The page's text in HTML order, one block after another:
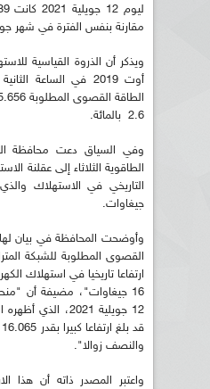
مقارنة بنفس الفترة في شهر جويلية
أوت 2019 في الساعة
2.6 بالمائة.
وفي السياق دعت محافظة
الطاقوية الثلاثاء إلى عقلنة
جيغاوات.
وأوضحت المحافظة في بيان
ارتفاعا تاريخيا في استهلاك
16 جيغاوات"، مضيفة أن
12 جويلية 2021،
والنصف زوالا".
واعتبر المصدر ذاته أن هذا